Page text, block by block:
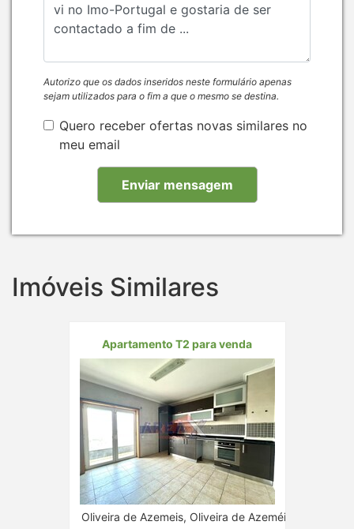
Autorizo que os dados inseridos neste formulário apenas
sejam utilizados para o fim a que o mesmo se destina.
Quero receber ofertas novas similares no
meu email
Imóveis Similares
Apartamento T2 para venda
Oliveira de Azemeis, Oliveira de Azeméis, Aveiro